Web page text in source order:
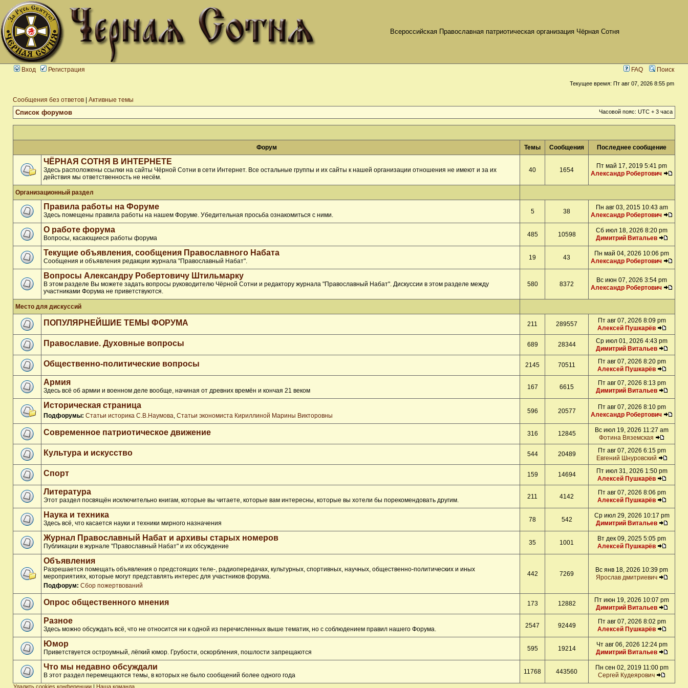
Всероссийская Православная патриотическая организация Чёрная Сотня
Вход Регистрация FAQ Поиск
Текущее время: Пт авг 07, 2026 8:55 pm
Сообщения без ответов Активные темы
Список форумов Часовой пояс: UTC + 3 часа
Форум Темы Сообщения Последнее сообщение
ЧЁРНАЯ СОТНЯ В ИНТЕРНЕТЕ
Здесь расположены ссылки на сайты Чёрной Сотни в сети Интернет. Все остальные группы и их сайты к нашей организации отношения не имеют и за их
действия мы ответственность не несём.
40 1654
Пт май 17, 2019 5:41 pm
Александр Робертович
Организационный раздел
Правила работы на Форуме
Здесь помещены правила работы на нашем Форуме. Убедительная просьба ознакомиться с ними. 5 38
Пн авг 03, 2015 10:43 am
Александр Робертович
О работе форума
Вопросы, касающиеся работы форума 485 10598
Сб июл 18, 2026 8:20 pm
Димитрий Витальев
Текущие объявления, сообщения Православного Набата
Сообщения и объявления редакции журнала "Православный Набат". 19 43
Пн май 04, 2026 10:06 pm
Александр Робертович
Вопросы Александру Робертовичу Штильмарку
В этом разделе Вы можете задать вопросы руководителю Чёрной Сотни и редактору журнала "Православный Набат". Дискуссии в этом разделе между
участниками Форума не приветствуются.
580 8372
Вс июн 07, 2026 3:54 pm
Александр Робертович
Место для дискуссий
ПОПУЛЯРНЕЙШИЕ ТЕМЫ ФОРУМА 211 289557
Пт авг 07, 2026 8:09 pm
Алексей Пушкарёв
Православие. Духовные вопросы 689 28344
Ср июл 01, 2026 4:43 pm
Димитрий Витальев
Общественно-политические вопросы 2145 70511
Пт авг 07, 2026 8:20 pm
Алексей Пушкарёв
Армия
Здесь всё об армии и военном деле вообще, начиная от древних времён и кончая 21 веком 167 6615
Пт авг 07, 2026 8:13 pm
Димитрий Витальев
Историческая страница
Подфорумы: Статьи историка С.В.Наумова, Статьи экономиста Кириллиной Марины Викторовны
596 20577
Пт авг 07, 2026 8:10 pm
Александр Робертович
Современное патриотическое движение 316 12845
Вс июл 19, 2026 11:27 am
Фотина Вяземская
Культура и искусство 544 20489
Пт авг 07, 2026 6:15 pm
Евгений Шнуровский
Спорт 159 14694
Пт июл 31, 2026 1:50 pm
Алексей Пушкарёв
Литература
Этот раздел посвящён исключительно книгам, которые вы читаете, которые вам интересны, которые вы хотели бы порекомендовать другим. 211 4142
Пт авг 07, 2026 8:06 pm
Алексей Пушкарёв
Наука и техника
Здесь всё, что касается науки и техники мирного назначения 78 542
Ср июл 29, 2026 10:17 pm
Димитрий Витальев
Журнал Православный Набат и архивы старых номеров
Публикации в журнале "Православный Набат" и их обсуждение 35 1001
Вт дек 09, 2025 5:05 pm
Алексей Пушкарёв
Объявления
Разрешается помещать объявления о предстоящих теле-, радиопередачах, культурных, спортивных, научных, общественно-политических и иных
мероприятиях, которые могут представлять интерес для участников форума.
Подфорум: Сбор пожертвований
442 7269
Вс янв 18, 2026 10:39 pm
Ярослав дмитриевич
Опрос общественного мнения 173 12882
Пт июн 19, 2026 10:07 pm
Димитрий Витальев
Разное
Здесь можно обсуждать всё, что не относится ни к одной из перечисленных выше тематик, но с соблюдением правил нашего Форума. 2547 92449
Пт авг 07, 2026 8:02 pm
Алексей Пушкарёв
Юмор
Приветствуется остроумный, лёгкий юмор. Грубости, оскорбления, пошлости запрещаются 595 19214
Чт авг 06, 2026 12:24 pm
Димитрий Витальев
Что мы недавно обсуждали
В этот раздел перемещаются темы, в которых не было сообщений более одного года 11768 443560
Пн сен 02, 2019 11:00 pm
Сергей Кудеярович
Удалить cookies конференции | Наша команда